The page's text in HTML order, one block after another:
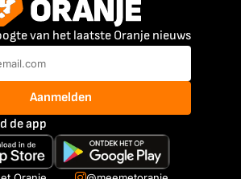
van het laatste Oranje nieuws
Aanmelden
de app